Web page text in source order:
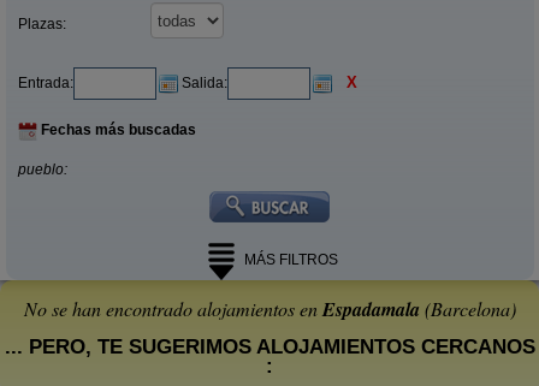
Plazas:
Entrada: Salida: X
Fechas más buscadas
pueblo:
MÁS FILTROS
No se han encontrado alojamientos enEspadamala (Barcelona)
... PERO, TE SUGERIMOS ALOJAMIENTOS CERCANOS
: